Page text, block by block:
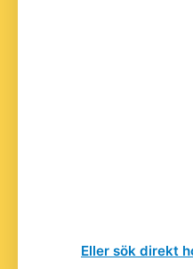
Eller sök direkt